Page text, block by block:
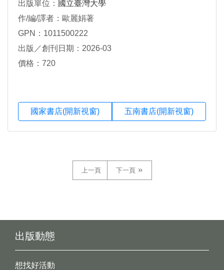
出版單位： 國立臺灣大學
作/編/譯者：歐麗娟著
GPN：1011500222
出版／創刊日期：2026-03
價格：720
國家書店(開新視窗) 五南書店(開新視窗)
上一頁 下一頁
出版動態
想找好活動